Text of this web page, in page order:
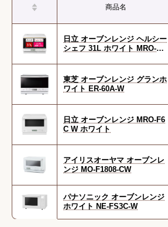
商品名
日立 オーブンレンジ ヘルシー
シェフ 31L ホワイト MRO-S8
東芝 オーブンレンジ グランホ
ワイト ER-60A-W
日立 オーブンレンジ MRO-F6
C W ホワイト
アイリスオーヤマ オーブンレ
ンジ MO-F1808-CW
パナソニック オーブンレンジ
ホワイト NE-FS3C-W